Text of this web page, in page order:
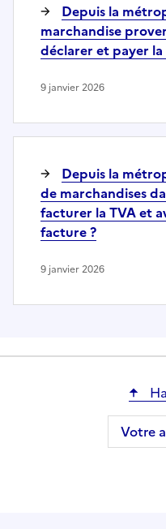
Depuis la
marchandise
déclarer et payer
9 janvier 2026
Depuis la
de marchandises
facturer la TVA et
facture ?
9 janvier 2026
Votre